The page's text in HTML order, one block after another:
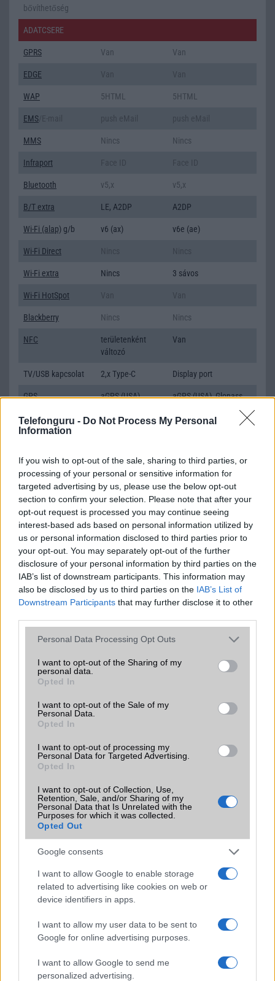
Telefonguru - Do Not Process My Personal
Information
If you wish to opt-out of the sale, sharing to third parties, or
processing of your personal or sensitive information for
targeted advertising by us, please use the below opt-out
section to confirm your selection. Please note that after your
opt-out request is processed you may continue seeing
interest-based ads based on personal information utilized by
us or personal information disclosed to third parties prior to
your opt-out. You may separately opt-out of the further
disclosure of your personal information by third parties on the
IAB’s list of downstream participants. This information may
also be disclosed by us to third parties on the IAB’s List of
Downstream Participants that may further disclose it to other
Please note that this website/app uses one or more Google
not limited to your visit or usage behaviour. You may click to
grant or deny consent to Google and its third-party tags to
use your data for below specified purposes in below Google
consent section.
Personal Data Processing Opt Outs
I want to opt-out of the Sharing of my
personal data.
Opted In
I want to opt-out of the Sale of my
Personal Data.
Opted In
I want to opt-out of processing my
Personal Data for Targeted Advertising.
Opted In
I want to opt-out of Collection, Use,
Retention, Sale, and/or Sharing of my
Personal Data that Is Unrelated with the
Purposes for which it was collected.
Opted Out
Google consents
I want to allow Google to enable storage
related to advertising like cookies on web or
device identifiers in apps.
I want to allow my user data to be sent to
Google for online advertising purposes.
I want to allow Google to send me
personalized advertising.
bővíthetőség
ADATCSERE
GPRS Van Van
EDGE
WAP 5HTML 5HTML
EMS
MMS Nincs Nincs
Infraport
Bluetooth v5,x v5,x
B/T extra LE, A2DP A2DP
Wi-Fi (alap) g/b v6 (ax) v6e (ae)
Wi-Fi Direct
Wi-Fi extra Nincs 3 sávos
Wi-Fi HotSpot
Blackberry Nincs Nincs
NFC
területenként
változó
Van
TV/USB kapcsolat 2,x Type-C Display port
GPS
aGPS (USA),
BDS (Kína),
aGPS (USA), Glonass
Galileo (EU), QZSS
Push to Talk Nincs Nincs
AKKUMULÁTOR
Típus Li-Ion Li-Ion
Készenléti idő h /
Cserélhetőség
Az akkumulátor
nem vehetõ ki!
Az akkumulátor nem
vehetõ ki!
Beszélgetési idő h /
Gyorstöltés
Vezeték nélkül
tölthetõ!
Gyorstöltésre alkalmas
ALKALMAZÁSOK ÉS ÉRZÉKELŐK
Java Nincs Nincs
olvasó
SNS integráció
Organizer iCloud service iCloud service
T9 szótár
Office alkalmazások
iDV = Document
PowerPoint,
iBooks PDF
reader)
iDV = Document viewer
PDF reader)
Iránytũ ecompass ecompass
hangrendszer
hangrendszer
EGYÉB
Vibra jelzés alap szolgáltatás Van
SIM típus eSIM eSIM
SIM-ek száma 2